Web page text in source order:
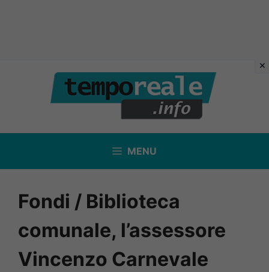
contenuto
MENU
Fondi / Biblioteca
comunale, l’assessore
Vincenzo Carnevale